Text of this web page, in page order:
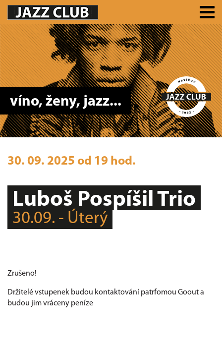
víno, ženy, jazz...
30. 09. 2025 od 19 hod.
Luboš Pospíšil Trio
30.09. - Úterý
Zrušeno!
Držitelé vstupenek budou kontaktování patrfomou Goout a
budou jim vráceny peníze